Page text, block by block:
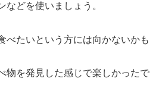
などを使いましょう。
べたいという方には向かないかも
物を発見した感じで楽しかったで